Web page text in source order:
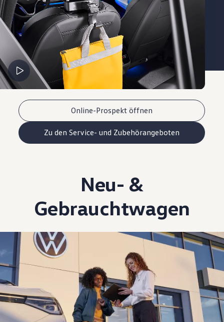
Online-Prospekt öffnen
Zu den Service- und Zubehörangeboten
Neu- &
Gebrauchtwagen